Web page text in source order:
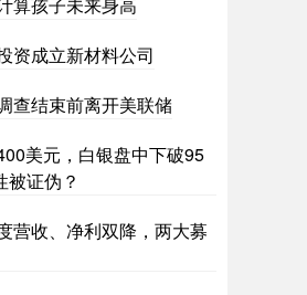
资成立新材料公司
查结束前离开美联储
美元，白银盘中下破95
被证伪？
营收、净利双降，两大募